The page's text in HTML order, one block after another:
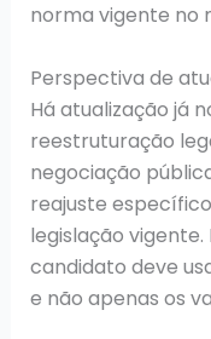
norma vigente no
Perspectiva de
Há atualização já
reestruturação
negociação
reajuste
legislação vigente.
candidato deve
e não apenas os